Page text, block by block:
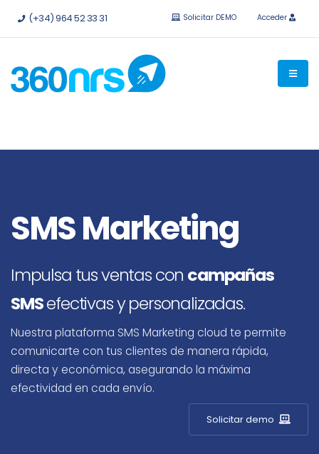
Pruébalo gratis sin compromiso. API e integraciones
(+34) 964 52 33 31 Solicitar DEMO Acceder
SMS Marketing
Impulsa tus ventas con campañas
SMSefectivas y personalizadas.
Nuestra plataforma SMS Marketing cloud te permite
comunicarte con tus clientes de manera rápida,
directa y económica, asegurando la máxima
efectividad en cada envío.
Solicitar demo